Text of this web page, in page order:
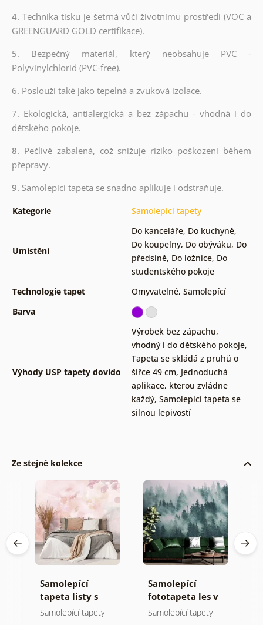
4. Technika tisku je šetrná vůči životnímu prostředí (VOC a
GREENGUARD GOLD certifikace).
5. Bezpečný materiál, který neobsahuje PVC -
Polyvinylchlorid (PVC-free).
6. Poslouží také jako tepelná a zvuková izolace.
7. Ekologická, antialergická a bez zápachu - vhodná i do
dětského pokoje.
8. Pečlivě zabalená, což snižuje riziko poškození během
přepravy.
9. Samolepící tapeta se snadno aplikuje i odstraňuje.
Kategorie Samolepící tapety
Umístění
Do kanceláře, Do kuchyně,
Do koupelny, Do obýváku, Do
předsíně, Do ložnice, Do
studentského pokoje
Technologie tapet
Omyvatelné, Samolepící
Barva
Výhody USP tapety dovido
Výrobek bez zápachu,
vhodný i do dětského pokoje,
Tapeta se skládá z pruhů o
šířce 49 cm, Jednoduchá
aplikace, kterou zvládne
každý, Samolepící tapeta se
silnou lepivostí
Ze stejné kolekce
Samolepící
tapeta listy s
pastelovým
Samolepící tapety
Samolepící
fototapeta les v
mlze
Samolepící tapety